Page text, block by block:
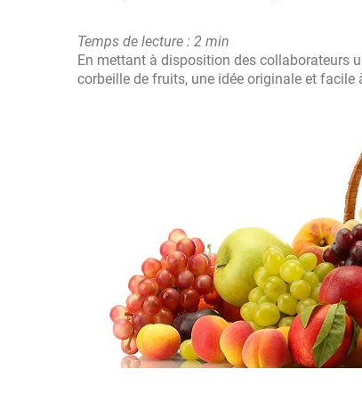
Temps de lecture : 2 min
En mettant à disposition des collaborateurs
corbeille de fruits, une idée originale et facile